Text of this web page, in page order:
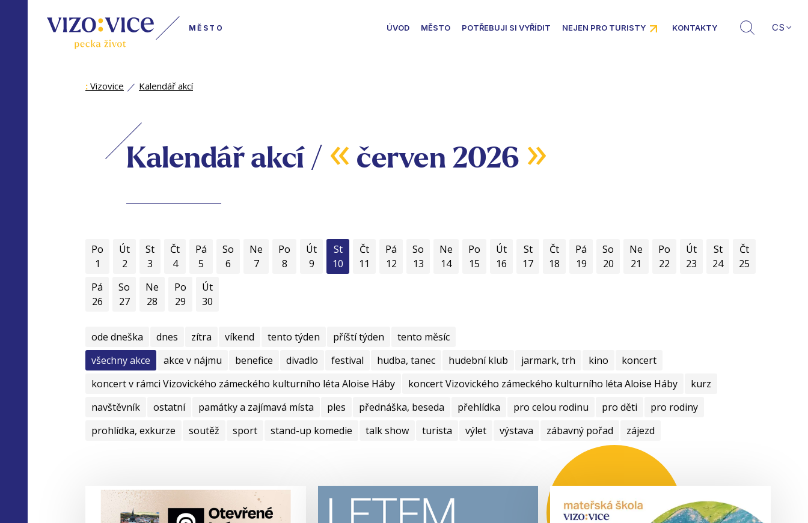
MĚSTO ÚVOD MĚSTO POTŘEBUJI SI VYŘÍDIT NEJEN PRO TURISTY KONTAKTY CS
: Vizovice Kalendář akcí
Kalendář akcí / « červen 2026 »
Po
1
Út
2
St
3
Čt
4
Pá
5
So
6
Ne
7
Po
8
Út
9
St
10
Čt
11
Pá
12
So
13
Ne
14
Po
15
Út
16
St
17
Čt
18
Pá
19
So
20
Ne
21
Po
22
Út
23
St
24
Čt
25
Pá
26
So
27
Ne
28
Po
29
Út
30
ode dneška dnes zítra víkend tento týden příští týden
tento měsíc
všechny akce
akce v nájmu benefice divadlo festival hudba, tanec hudební klub jarmark, trh kino
koncert
koncert v rámci Vizovického zámeckého kulturního léta Aloise Háby
koncert Vizovického zámeckého kulturního léta Aloise Háby
kurz
navštěvník
ostatní památky a zajímavá místa ples přednáška, beseda přehlídka pro celou rodinu pro děti
pro rodiny
prohlídka, exkurze
soutěž sport stand-up komedie talk show turista výlet výstava zábavný pořad zájezd